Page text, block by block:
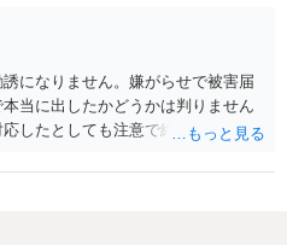
になりません。嫌がらせで被害届
当に出したかどうかは判りません
したとしても注意で終わるような